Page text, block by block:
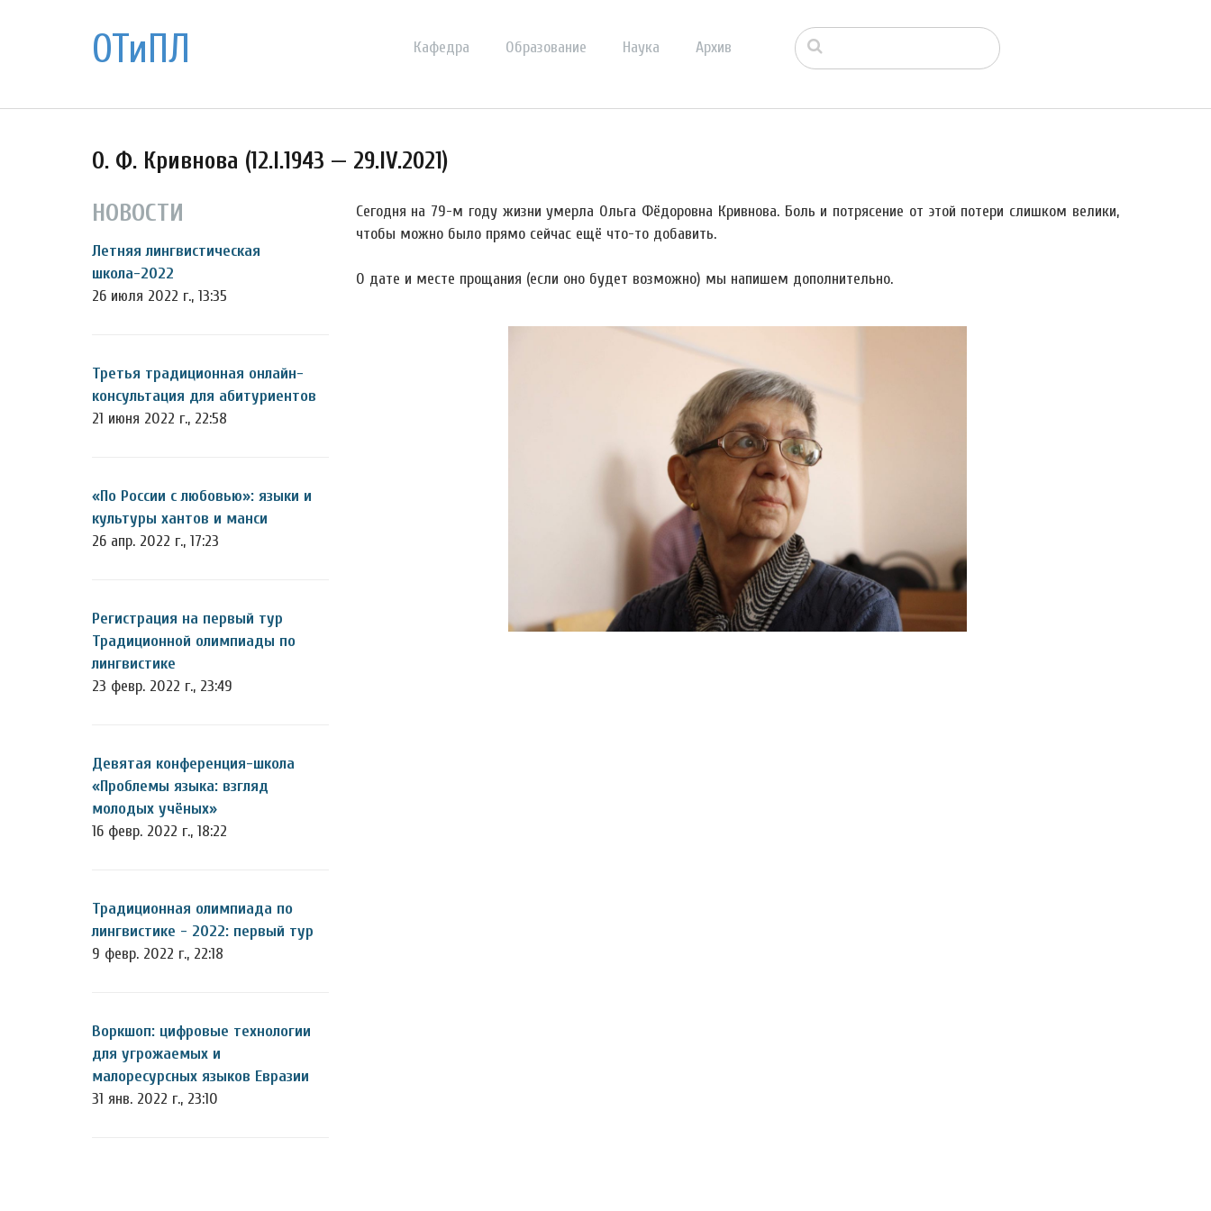
ОТиПЛ Кафедра Образование Наука Архив
О. Ф. Кривнова (12.I.1943 — 29.IV.2021)
НОВОСТИ
Летняя лингвистическая
школа-2022
26 июля 2022 г., 13:35
Третья традиционная онлайн-
консультация для абитуриентов
21 июня 2022 г., 22:58
«По России с любовью»: языки и
культуры хантов и манси
26 апр. 2022 г., 17:23
Регистрация на первый тур
Традиционной олимпиады по
лингвистике
23 февр. 2022 г., 23:49
Девятая конференция-школа
«Проблемы языка: взгляд
молодых учёных»
16 февр. 2022 г., 18:22
Традиционная олимпиада по
лингвистике - 2022: первый тур
9 февр. 2022 г., 22:18
Воркшоп: цифровые технологии
для угрожаемых и
малоресурсных языков Евразии
31 янв. 2022 г., 23:10
Сегодня на 79-м году жизни умерла Ольга Фёдоровна Кривнова. Боль и потрясение от этой потери слишком велики,
чтобы можно было прямо сейчас ещё что-то добавить.
О дате и месте прощания (если оно будет возможно) мы напишем дополнительно.